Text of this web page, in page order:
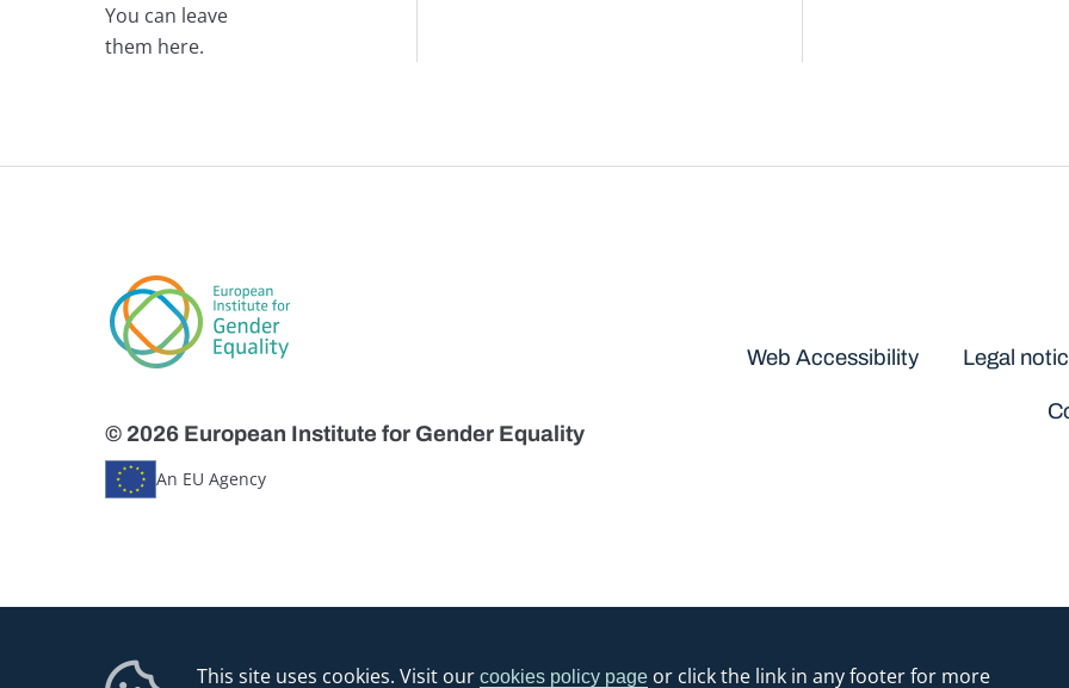
This site uses cookies. Visit ourcookies policy page or click the link in any footer for more
You can leave
them here.
© 2026 European Institute for Gender Equality
An EU Agency
Web Accessibility Legal